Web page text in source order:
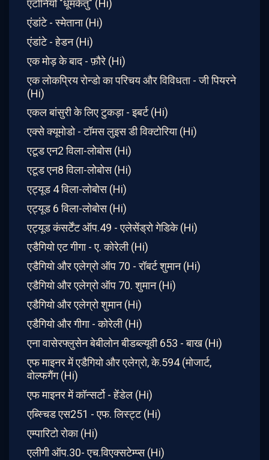
एंटोनियो "धूमकेतु" (Hi)
एंडांटे - स्मेताना (Hi)
एंडांटे - हेडन (Hi)
एक मोड़ के बाद - फ़ौरे (Hi)
एक लोकप्रिय रोन्डो का परिचय और विविधता - जी पियरने
(Hi)
एकल बांसुरी के लिए टुकड़ा - इबर्ट (Hi)
एक्से क्यूमोडो - टॉमस लुइस डी विक्टोरिया (Hi)
एटूड एन2 विला-लोबोस (Hi)
एटूड एन8 विला-लोबोस (Hi)
एट्यूड 4 विला-लोबोस (Hi)
एट्यूड 6 विला-लोबोस (Hi)
एट्यूड कंसर्टेंट ऑप.49 - एलेसेंड्रो गेडिके (Hi)
एडैगियो एट गीगा - ए. कोरेली (Hi)
एडैगियो और एलेग्रो ऑप 70 - रॉबर्ट शुमान (Hi)
एडैगियो और एलेग्रो ऑप 70. शुमान (Hi)
एडैगियो और एलेग्रो शुमान (Hi)
एडैगियो और गीगा - कोरेली (Hi)
एना वासेरफ्लुसेन बेबीलोन बीडब्ल्यूवी 653 - बाख (Hi)
एफ माइनर में एडैगियो और एलेग्रो, के.594 (मोजार्ट,
वोल्फगैंग (Hi)
एफ माइनर में कॉन्सर्टो - हेंडेल (Hi)
एब्स्चिड एस251 - एफ. लिस्ट्ट (Hi)
एम्पारिटो रोका (Hi)
एलीगी ऑप.30- एच.विएक्सटेम्प्स (Hi)